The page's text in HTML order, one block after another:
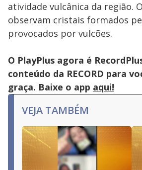
atividade vulcânica da região.
observam cristais formados
provocados por vulcões.
O PlayPlus agora é
conteúdo da RECORD para
graça. Baixe o app aqui!
VEJA TAMBÉM